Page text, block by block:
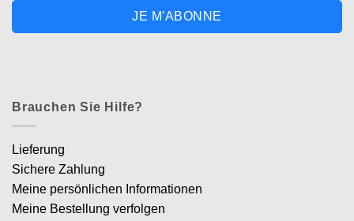
JE M'ABONNE
Brauchen Sie Hilfe?
Lieferung
Sichere Zahlung
Meine persönlichen Informationen
Meine Bestellung verfolgen